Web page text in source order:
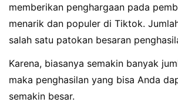
memberikan penghargaan pada
menarik dan populer di Tiktok.
salah satu patokan besaran
Karena, biasanya semakin banyak
maka penghasilan yang bisa Anda
semakin besar.